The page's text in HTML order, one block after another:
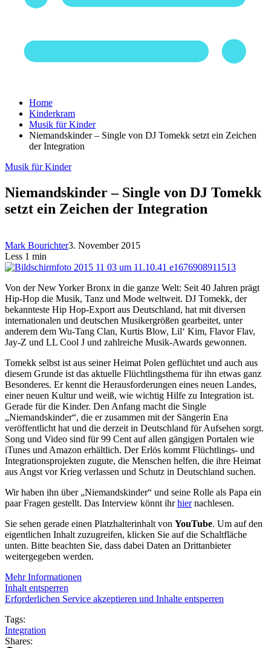
Home
Kinderkram
Musik für Kinder
Niemandskinder – Single von DJ Tomekk setzt ein Zeichen
der Integration
Musik für Kinder
Niemandskinder – Single von DJ Tomekk
setzt ein Zeichen der Integration
Mark Bourichter3. November 2015
Less 1 min
Von der New Yorker Bronx in die ganze Welt: Seit 40 Jahren prägt
Hip-Hop die Musik, Tanz und Mode weltweit. DJ Tomekk, der
bekannteste Hip Hop-Export aus Deutschland, hat mit diversen
internationalen und deutschen Musikergrößen gearbeitet, unter
anderem dem Wu-Tang Clan, Kurtis Blow, Lil‘ Kim, Flavor Flav,
Jay-Z und LL Cool J und zahlreiche Musik-Awards gewonnen.
Tomekk selbst ist aus seiner Heimat Polen geflüchtet und auch aus
diesem Grunde ist das aktuelle Flüchtlingsthema für ihn etwas ganz
Besonderes. Er kennt die Herausforderungen eines neuen Landes,
einer neuen Kultur und weiß, wie wichtig Hilfe zu Integration ist.
Gerade für die Kinder. Den Anfang macht die Single
„Niemandskinder“, die er zusammen mit der Sängerin Ena
veröffentlicht hat und die derzeit in Deutschland für Aufsehen sorgt.
Song und Video sind für 99 Cent auf allen gängigen Portalen wie
iTunes und Amazon erhältlich. Der Erlös kommt Flüchtlings- und
Integrationsprojekten zugute, die Menschen helfen, die ihre Heimat
aus Angst vor Krieg verlassen und Schutz in Deutschland suchen.
Wir haben ihn über „Niemandskinder“ und seine Rolle als Papa ein
paar Fragen gestellt. Das Interview könnt ihrhiernachlesen.
Sie sehen gerade einen Platzhalterinhalt von YouTube. Um auf den
eigentlichen Inhalt zuzugreifen, klicken Sie auf die Schaltfläche
unten. Bitte beachten Sie, dass dabei Daten an Drittanbieter
weitergegeben werden.
Mehr Informationen
Inhalt entsperren
Erforderlichen Service akzeptieren und Inhalte entsperren
Tags:
Integration
Shares: